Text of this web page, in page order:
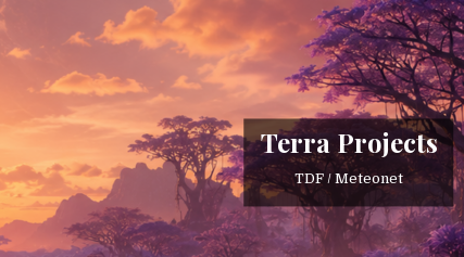
Terra Projects
TDF / Meteonet